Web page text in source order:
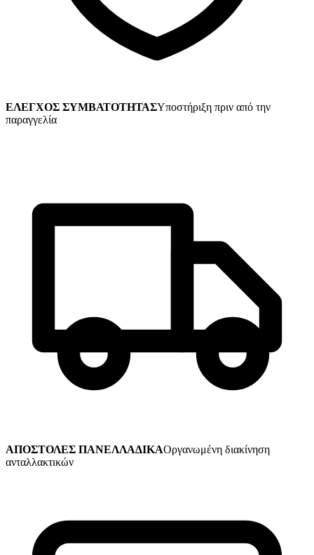
ΕΛΕΓΧΟΣ ΣΥΜΒΑΤΟΤΗΤΑΣΥποστήριξη πριν από την
παραγγελία
ΑΠΟΣΤΟΛΕΣ ΠΑΝΕΛΛΑΔΙΚΑΟργανωμένη διακίνηση
ανταλλακτικών